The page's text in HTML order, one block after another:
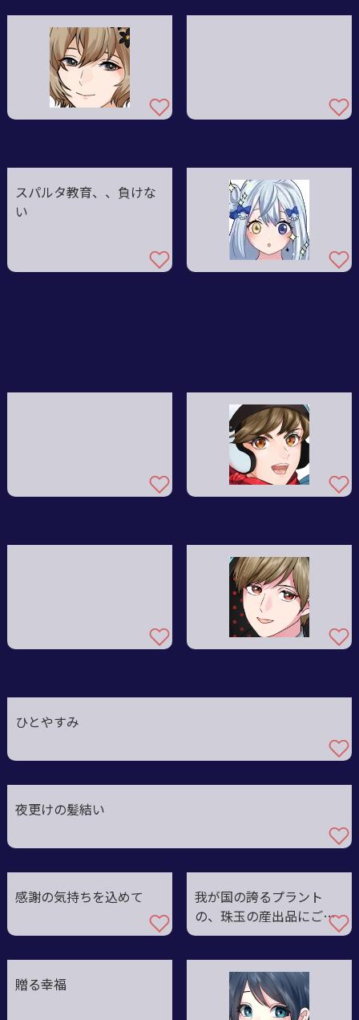
スパルタ教育、、負けな
い
ひとやすみ
夜更けの髪結い
感謝の気持ちを込めて
我が国の誇るプラント
の、珠玉の産出品にござ
います
贈る幸福